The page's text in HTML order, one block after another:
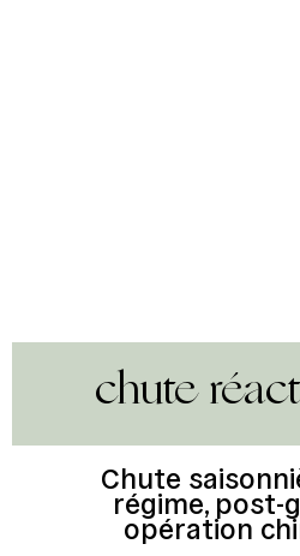
chute
Chute
régime, post-
opération